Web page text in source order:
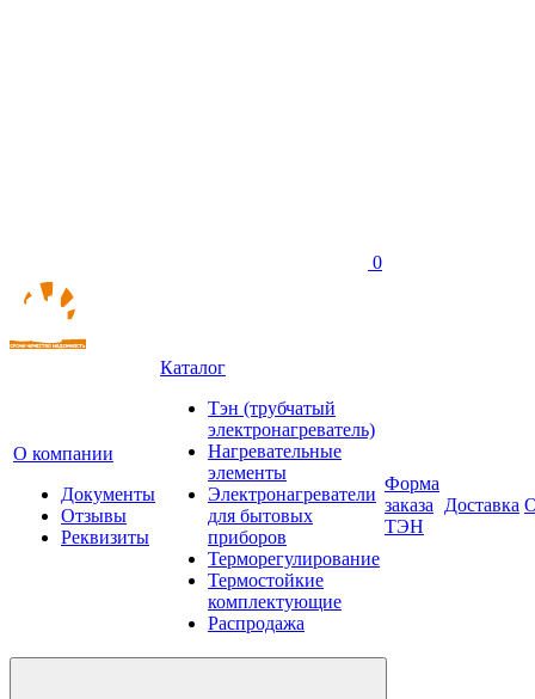
0
О компании
Документы
Отзывы
Реквизиты
Каталог
Тэн (трубчатый
электронагреватель)
Нагревательные
элементы
Электронагреватели
для бытовых
приборов
Терморегулирование
Термостойкие
комплектующие
Распродажа
Форма
заказа
ТЭН
Доставка